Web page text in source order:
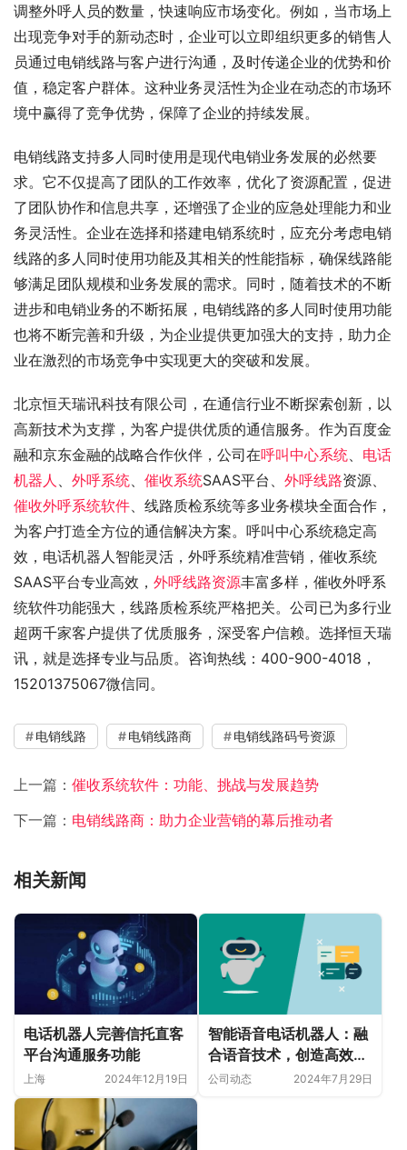
调整外呼人员的数量，快速响应市场变化。例如，当市场上
出现竞争对手的新动态时，企业可以立即组织更多的销售人
员通过电销线路与客户进行沟通，及时传递企业的优势和价
值，稳定客户群体。这种业务灵活性为企业在动态的市场环
境中赢得了竞争优势，保障了企业的持续发展。
电销线路支持多人同时使用是现代电销业务发展的必然要
求。它不仅提高了团队的工作效率，优化了资源配置，促进
了团队协作和信息共享，还增强了企业的应急处理能力和业
务灵活性。企业在选择和搭建电销系统时，应充分考虑电销
线路的多人同时使用功能及其相关的性能指标，确保线路能
够满足团队规模和业务发展的需求。同时，随着技术的不断
进步和电销业务的不断拓展，电销线路的多人同时使用功能
也将不断完善和升级，为企业提供更加强大的支持，助力企
业在激烈的市场竞争中实现更大的突破和发展。
北京恒天瑞讯科技有限公司，在通信行业不断探索创新，以
高新技术为支撑，为客户提供优质的通信服务。作为百度金
融和京东金融的战略合作伙伴，公司在呼叫中心系统
电话
机器人
外呼系统 催收系统SAAS平台、 外呼线路资源、
催收外呼系统软件 、线路质检系统等多业务模块全面合作，
为客户打造全方位的通信解决方案。呼叫中心系统稳定高
效，电话机器人智能灵活，外呼系统精准营销，催收系统
SAAS平台专业高效， 外呼线路资源丰富多样，催收外呼系
统软件功能强大，线路质检系统严格把关。公司已为多行业
超两千家客户提供了优质服务，深受客户信赖。选择恒天瑞
讯，就是选择专业与品质。咨询热线：400-900-4018，
15201375067微信同。
电销线路 电销线路商 电销线路码号资源
上一篇： 催收系统软件：功能、挑战与发展趋势
下一篇： 电销线路商：助力企业营销的幕后推动者
相关新闻
电话机器人完善信托直客
平台沟通服务功能
上海 2024年12月19日
智能语音电话机器人：融
合语音技术，创造高效电
话沟通
公司动态 2024年7月29日